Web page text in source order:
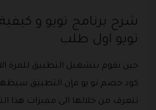
شرح برنامج تويو و
تويو اول طلب
حين تقوم بتشغيل التطبيق للمرة
كود خصم تو يو فإن التطبيق
تتعرف من خلالها الى مميزات هذا